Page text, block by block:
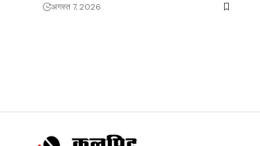
अगस्त 7, 2026